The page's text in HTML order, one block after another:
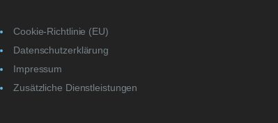
Cookie-Richtlinie (EU)
Datenschutzerklärung
Impressum
Zusätzliche Dienstleistungen